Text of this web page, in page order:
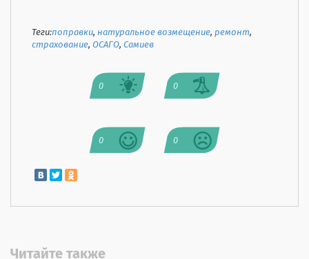
Теги:поправки,натуральное возмещение,ремонт,
страхование,ОСАГО,Самиев
0 0
0 0
Читайте также